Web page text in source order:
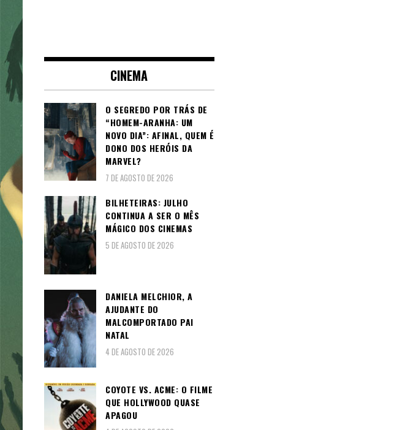
CINEMA
O SEGREDO POR TRÁS DE
“HOMEM-ARANHA: UM
NOVO DIA”: AFINAL, QUEM É
DONO DOS HERÓIS DA
MARVEL?
7 DE AGOSTO DE 2026
BILHETEIRAS: JULHO
CONTINUA A SER O MÊS
MÁGICO DOS CINEMAS
5 DE AGOSTO DE 2026
DANIELA MELCHIOR, A
AJUDANTE DO
MALCOMPORTADO PAI
NATAL
4 DE AGOSTO DE 2026
COYOTE VS. ACME: O FILME
QUE HOLLYWOOD QUASE
APAGOU